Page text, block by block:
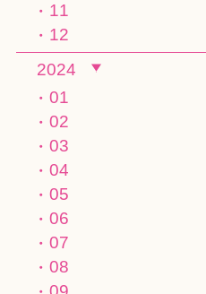
11
12
2024
01
02
03
04
05
06
07
08